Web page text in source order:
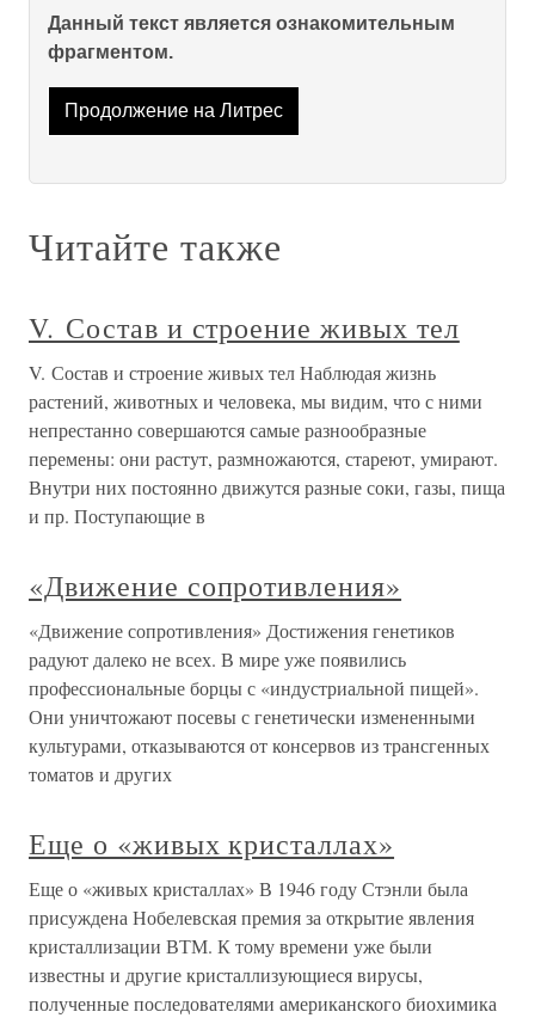
Данный текст является ознакомительным
фрагментом.
Продолжение на Литрес
Читайте также
V. Состав и строение живых тел
V. Состав и строение живых тел Наблюдая жизнь
растений, животных и человека, мы видим, что с ними
непрестанно совершаются самые разнообразные
перемены: они растут, размножаются, стареют, умирают.
Внутри них постоянно движутся разные соки, газы, пища
и пр. Поступающие в
«Движение сопротивления»
«Движение сопротивления» Достижения генетиков
радуют далеко не всех. В мире уже появились
профессиональные борцы с «индустриальной пищей».
Они уничтожают посевы с генетически измененными
культурами, отказываются от консервов из трансгенных
томатов и других
Еще о «живых кристаллах»
Еще о «живых кристаллах» В 1946 году Стэнли была
присуждена Нобелевская премия за открытие явления
кристаллизации ВТМ. К тому времени уже были
известны и другие кристаллизующиеся вирусы,
полученные последователями американского биохимика